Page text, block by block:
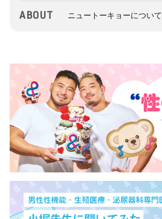
ABOUT ニュートーキョーについて